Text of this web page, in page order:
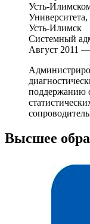
Усть-
Усть-Илимск
Системный
Август 2011
поддержанию
Высшее